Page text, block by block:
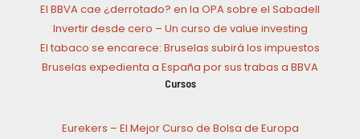
El BBVA cae ¿derrotado? en la OPA sobre el Sabadell
Invertir desde cero – Un curso de value investing
El tabaco se encarece: Bruselas subirá los impuestos
Bruselas expedienta a España por sus trabas a BBVA
Cursos
Eurekers – El Mejor Curso de Bolsa de Europa